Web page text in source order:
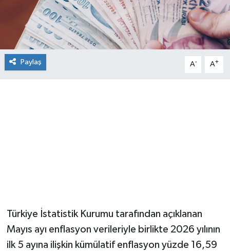
Paylaş A- A+
Türkiye İstatistik Kurumu tarafından açıklanan
Mayıs ayı enflasyon verileriyle birlikte 2026 yılının
ilk 5 ayına ilişkin kümülatif enflasyon yüzde 16,59